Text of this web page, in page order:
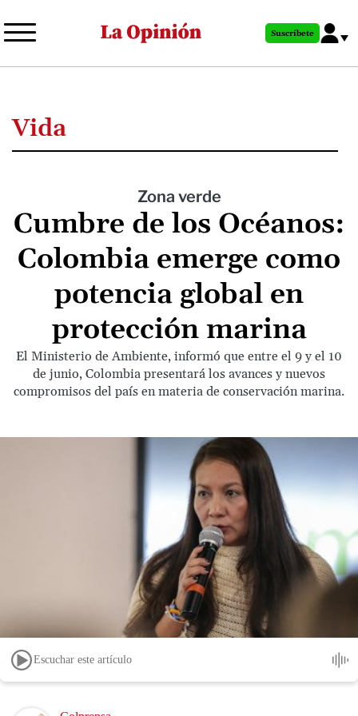
al
principal
Suscríbete
Vida
Zona verde
Cumbre de los Océanos:
Colombia emerge como
potencia global en
protección marina
El Ministerio de Ambiente, informó que entre el 9 y el 10
de junio, Colombia presentará los avances y nuevos
compromisos del país en materia de conservación marina.
Escuchar este artículo